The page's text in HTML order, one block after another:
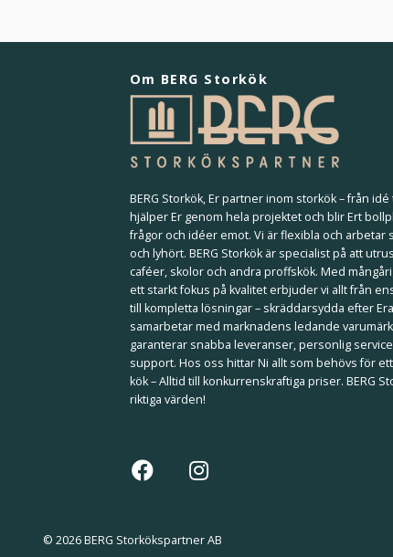
Om BERG Storkök
BERG Storkök, Er partner inom storkök – från idé
hjälper Er genom hela projektet och blir Ert
frågor och idéer emot. Vi är flexibla och arbetar
och lyhört. BERG Storkök är specialist på att
caféer, skolor och andra proffskök. Med
ett starkt fokus på kvalitet erbjuder vi allt från
till kompletta lösningar – skräddarsydda efter
samarbetar med marknadens ledande
garanterar snabba leveranser, personlig
support. Hos oss hittar Ni allt som behövs för
kök – Alltid till konkurrenskraftiga priser. BERG
riktiga värden!
© 2026 BERG Storkökspartner AB